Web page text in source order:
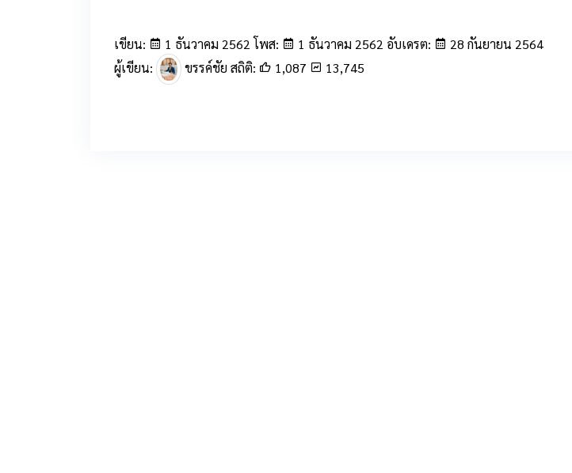
เขียน: 1 ธันวาคม 2562 โพส: 1 ธันวาคม 2562 อับเดรต:
28 กันยายน 2564
ผู้เขียน:
ขรรค์ชัย สถิติ: 1,087 13,745